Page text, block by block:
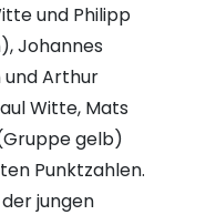
und Philipp
Johannes
und Arthur
Witte, Mats
gelb)
Punktzahlen.
jungen